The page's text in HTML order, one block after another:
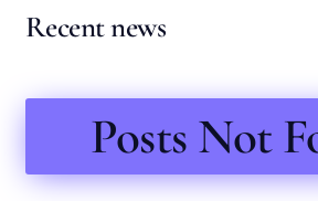
Recent news
Posts Not